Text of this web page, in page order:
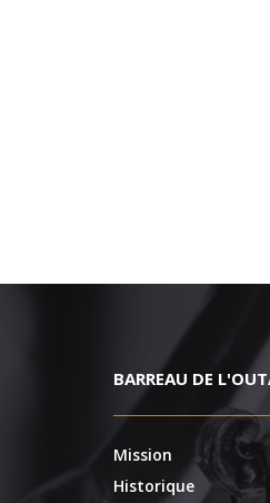
BARREAU DE
Mission
Historique